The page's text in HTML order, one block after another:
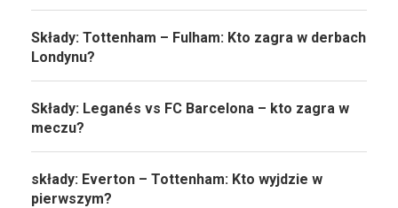
Składy: Tottenham – Fulham: Kto zagra w derbach
Londynu?
Składy: Leganés vs FC Barcelona – kto zagra w
meczu?
składy: Everton – Tottenham: Kto wyjdzie w
pierwszym?